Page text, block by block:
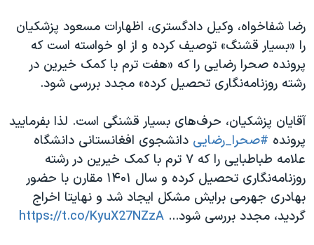
رضا شفاخواه، وکیل دادگستری، اظهارات مسعود پزشکیان
را «بسیار قشنگ» توصیف کرده و از او خواسته است که
پرونده صحرا رضایی را که «هفت ترم با کمک خیرین در
رشته روزنامه‌نگاری تحصیل کرده» مجدد بررسی شود.
آقایان پزشکیان، حرف‌های بسیار قشنگی است.‌ لذا بفرمایید
پرونده #صحرا_رضایی دانشجوی افغانستانی دانشگاه
علامه طباطبایی را که ۷ ترم با کمک خیرین در رشته
روزنامه‌نگاری تحصیل کرده و سال ۱۴۰۱ مقارن با حضور
بهادری جهرمی برایش مشکل ایجاد شد و نهایتا اخراج
گردید، مجدد بررسی شود... https://t.co/KyuX27NZzA